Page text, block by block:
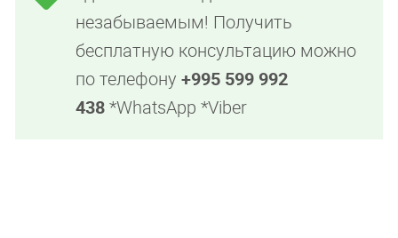
незабываемым! Получить
бесплатную консультацию можно
по телефону +995 599 992
438*WhatsApp *Viber